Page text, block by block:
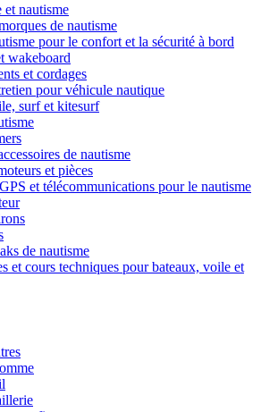
nautisme
de nautisme
pour le confort et la sécurité à bord
wakeboard
et cordages
pour véhicule nautique
surf et kitesurf
de nautisme
et pièces
et télécommunications pour le nautisme
de nautisme
et cours techniques pour bateaux, voile et